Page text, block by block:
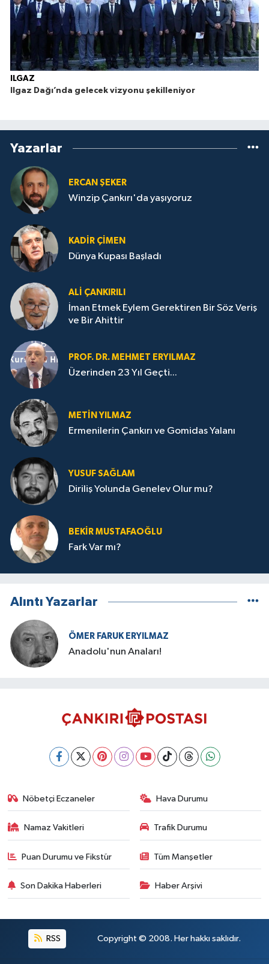
ILGAZ
Ilgaz Dağı’nda gelecek vizyonu şekilleniyor
Yazarlar
ERCAN ŞEKER
Winzip Çankırı'da yaşıyoruz
KADIR ÇIMEN
Dünya Kupası Başladı
ALI ÇANKIRILI
İman Etmek Eylem Gerektiren Bir Söz Veriş
ve Bir Ahittir
PROF. DR. MEHMET ERYILMAZ
Üzerinden 23 Yıl Geçti...
METIN YILMAZ
Ermenilerin Çankırı ve Gomidas Yalanı
YUSUF SAĞLAM
Diriliş Yolunda Genelev Olur mu?
BEKIR MUSTAFAOĞLU
Fark Var mı?
Alıntı Yazarlar
ÖMER FARUK ERYILMAZ
Anadolu'nun Anaları!
Nöbetçi Eczaneler Hava Durumu
Namaz Vakitleri Trafik Durumu
Puan Durumu ve Fikstür Tüm Manşetler
Son Dakika Haberleri Haber Arşivi
RSS Copyright © 2008. Her hakkı saklıdır.